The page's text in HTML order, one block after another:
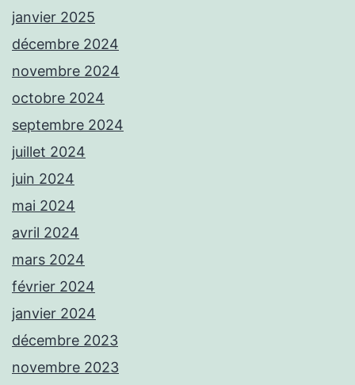
janvier 2025
décembre 2024
novembre 2024
octobre 2024
septembre 2024
juillet 2024
juin 2024
mai 2024
avril 2024
mars 2024
février 2024
janvier 2024
décembre 2023
novembre 2023